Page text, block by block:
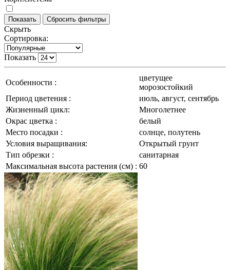
Скрыть
Сортировка:
Показать
Особенности :
цветущее
морозостойкий
Период цветения :
июль, август, сентябрь
Жизненный цикл:
Многолетнее
Окрас цветка :
белый
Место посадки :
солнце, полутень
Условия выращивания:
Открытый грунт
Тип обрезки :
санитарная
Максимальная высота растения (см) : 60